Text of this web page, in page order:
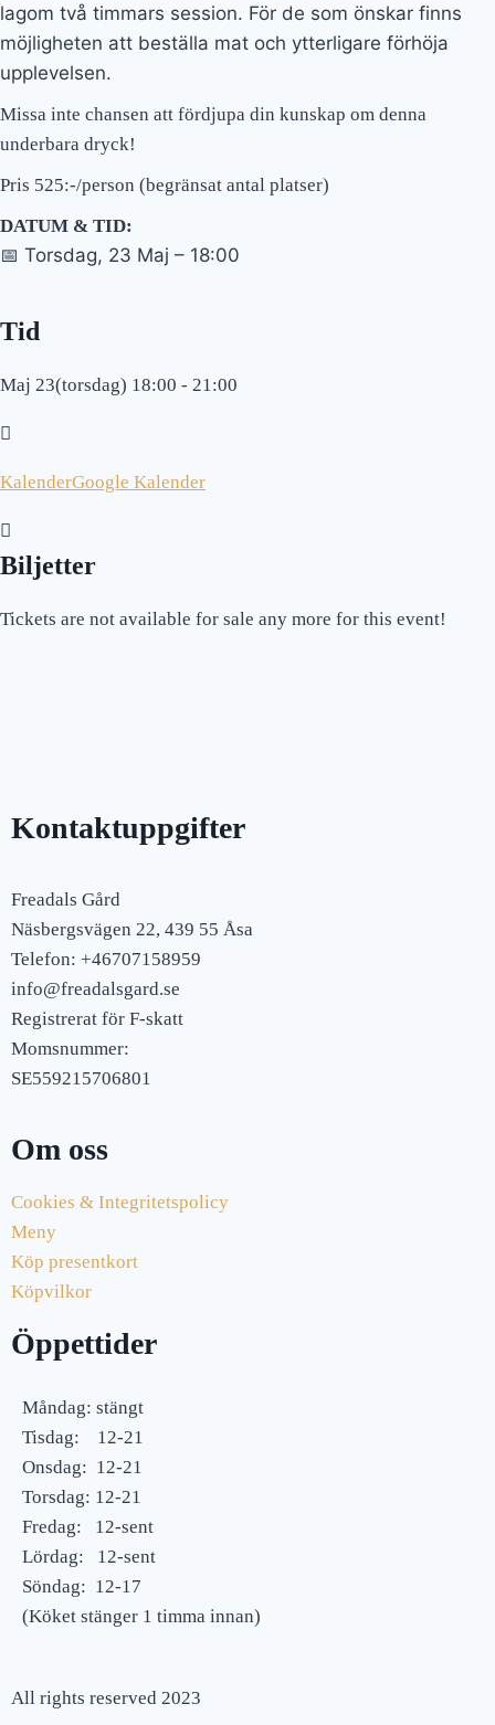
lagom två timmars session. För de som önskar finns
möjligheten att beställa mat och ytterligare förhöja
upplevelsen.
Missa inte chansen att fördjupa din kunskap om denna
underbara dryck!
Pris 525:-/person (begränsat antal platser)
DATUM & TID:
📅 Torsdag, 23 Maj – 18:00
Tid
Maj 23(torsdag) 18:00 - 21:00
KalenderGoogle Kalender
Biljetter
Tickets are not available for sale any more for this event!
Kontaktuppgifter
Freadals Gård
Näsbergsvägen 22, 439 55 Åsa
Telefon: +46707158959
info@freadalsgard.se
Registrerat för F-skatt
Momsnummer:
SE559215706801
Om oss
Cookies & Integritetspolicy
Meny
Köp presentkort
Köpvilkor
Öppettider
Måndag: stängt
Tisdag: 12-21
Onsdag: 12-21
Torsdag: 12-21
Fredag: 12-sent
Lördag: 12-sent
Söndag: 12-17
(Köket stänger 1 timma innan)
All rights reserved 2023